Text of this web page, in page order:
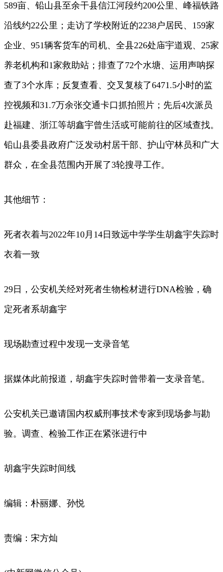
589亩、铅山县至余干县信江河段约200公里、峰福铁路
沿线约22公里；走访了学校附近的2238户居民、159家
企业、951辆客货车的司机、全县226处庙宇道观、25家
养老机构和1家救助站；排查了72个水塘、运用声呐探
查了3个水库；反复查看、交叉复核了6471.5小时的监
控视频和31.7万余张交通卡口抓拍照片；先后4次派员
赴福建、浙江等胡鑫宇曾生活或可能前往的区域查找。
铅山县委县政府广泛发动村居干部、护山守林员和广大
群众，在全县范围内开展了3轮搜寻工作。
其他细节：
死者衣着与2022年10月14日致远中学学生胡鑫宇失踪时
衣着一致
29日，公安机关经对死者生物检材进行DNA检验，确
定死者系胡鑫宇
现场勘查过程中发现一支录音笔
据媒体此前报道，胡鑫宇失踪时曾带着一支录音笔。
公安机关已邀请国内权威刑事技术专家到现场参与勘
验。调查、检验工作正在紧张进行中
胡鑫宇失踪时间线
编辑：朴丽娜、孙悦
责编：宋方灿